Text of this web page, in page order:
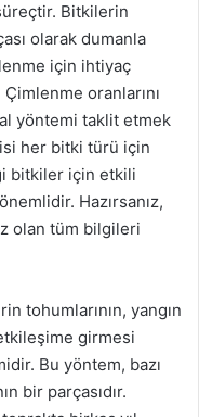
Bitkilerin
olarak dumanla
için ihtiyaç
oranlarını
yöntemi taklit etmek
her bitki türü için
bitkiler için etkili
Hazırsanız,
olan tüm bilgileri
tohumlarının, yangın
girmesi
Bu yöntem, bazı
bir parçasıdır.